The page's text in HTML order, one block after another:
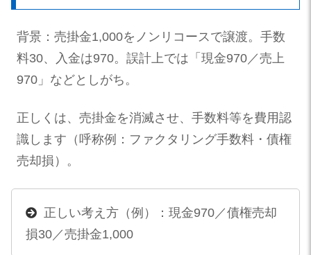
背景：売掛金1,000をノンリコースで譲渡。手数
料30、入金は970。誤計上では「現金970／売上
970」などとしがち。
正しくは、売掛金を消滅させ、手数料等を費用認
識します（呼称例：ファクタリング手数料・債権
売却損）。
正しい考え方（例）：現金970／債権売却
損30／売掛金1,000